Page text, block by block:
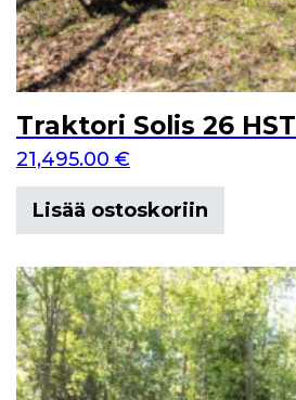
Traktori Solis 26 HST
21,495.00 €
Lisää ostoskoriin